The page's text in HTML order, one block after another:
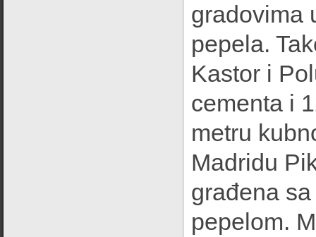
gradovima
pepela.
Kastor i
cementa i
metru
Madridu
građena
pepelom.